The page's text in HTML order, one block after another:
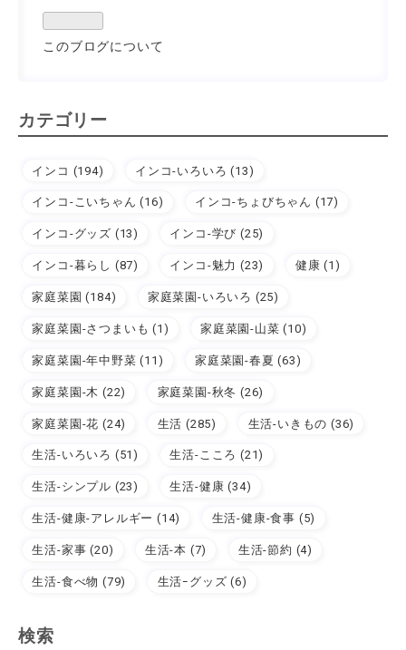
このブログについて
カテゴリー
インコ (194) インコ-いろいろ (13)
インコ-こいちゃん (16) インコ-ちょびちゃん (17)
インコ-グッズ (13) インコ-学び (25)
インコ-暮らし (87) インコ-魅力 (23) 健康 (1)
家庭菜園 (184) 家庭菜園-いろいろ (25)
家庭菜園-さつまいも (1) 家庭菜園-山菜 (10)
家庭菜園-年中野菜 (11) 家庭菜園-春夏 (63)
家庭菜園-木 (22) 家庭菜園-秋冬 (26)
家庭菜園-花 (24) 生活 (285) 生活-いきもの (36)
生活-いろいろ (51) 生活-こころ (21)
生活-シンプル (23) 生活-健康 (34)
生活-健康-アレルギー (14) 生活-健康-食事 (5)
生活-家事 (20) 生活-本 (7) 生活-節約 (4)
生活-食べ物 (79) 生活ｰグッズ (6)
検索